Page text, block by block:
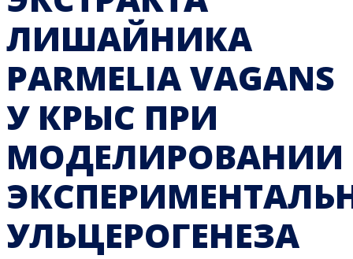
ЛИШАЙНИКА
PARMELIA VAGANS
У КРЫС ПРИ
МОДЕЛИРОВАНИИ
УЛЬЦЕРОГЕНЕЗА